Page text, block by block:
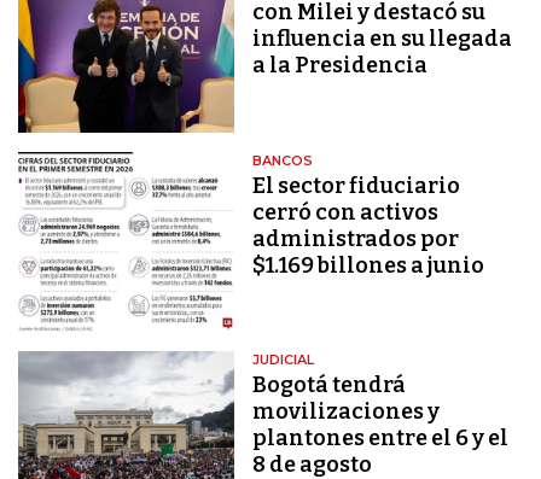
con Milei y destacó su
influencia en su llegada
a la Presidencia
BANCOS
El sector fiduciario
cerró con activos
administrados por
$1.169 billones a junio
JUDICIAL
Bogotá tendrá
movilizaciones y
plantones entre el 6 y el
8 de agosto